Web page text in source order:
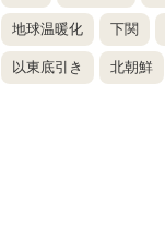
地球温暖化 下関
以東底引き 北朝鮮